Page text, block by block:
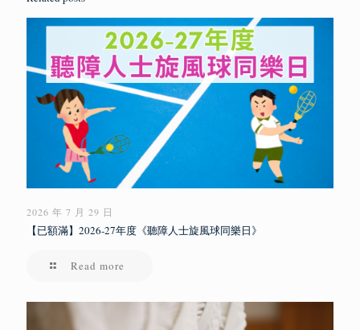
2026 年 7 月 29 日
【已額滿】2026-27年度《聽障人士旋風球同樂日》
Read more